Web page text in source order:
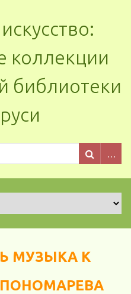
коллекции
библиотеки
МУЗЫКА К